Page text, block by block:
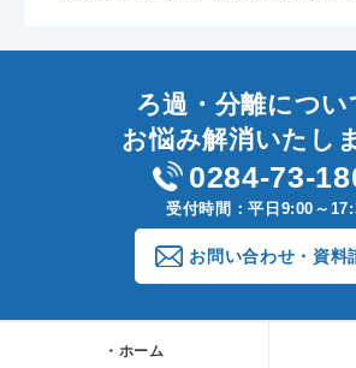
ろ過・分離につい
お悩み解消いたし
0284-73-
受付時間：平日9:00～
お問い合わせ・資料
ホーム